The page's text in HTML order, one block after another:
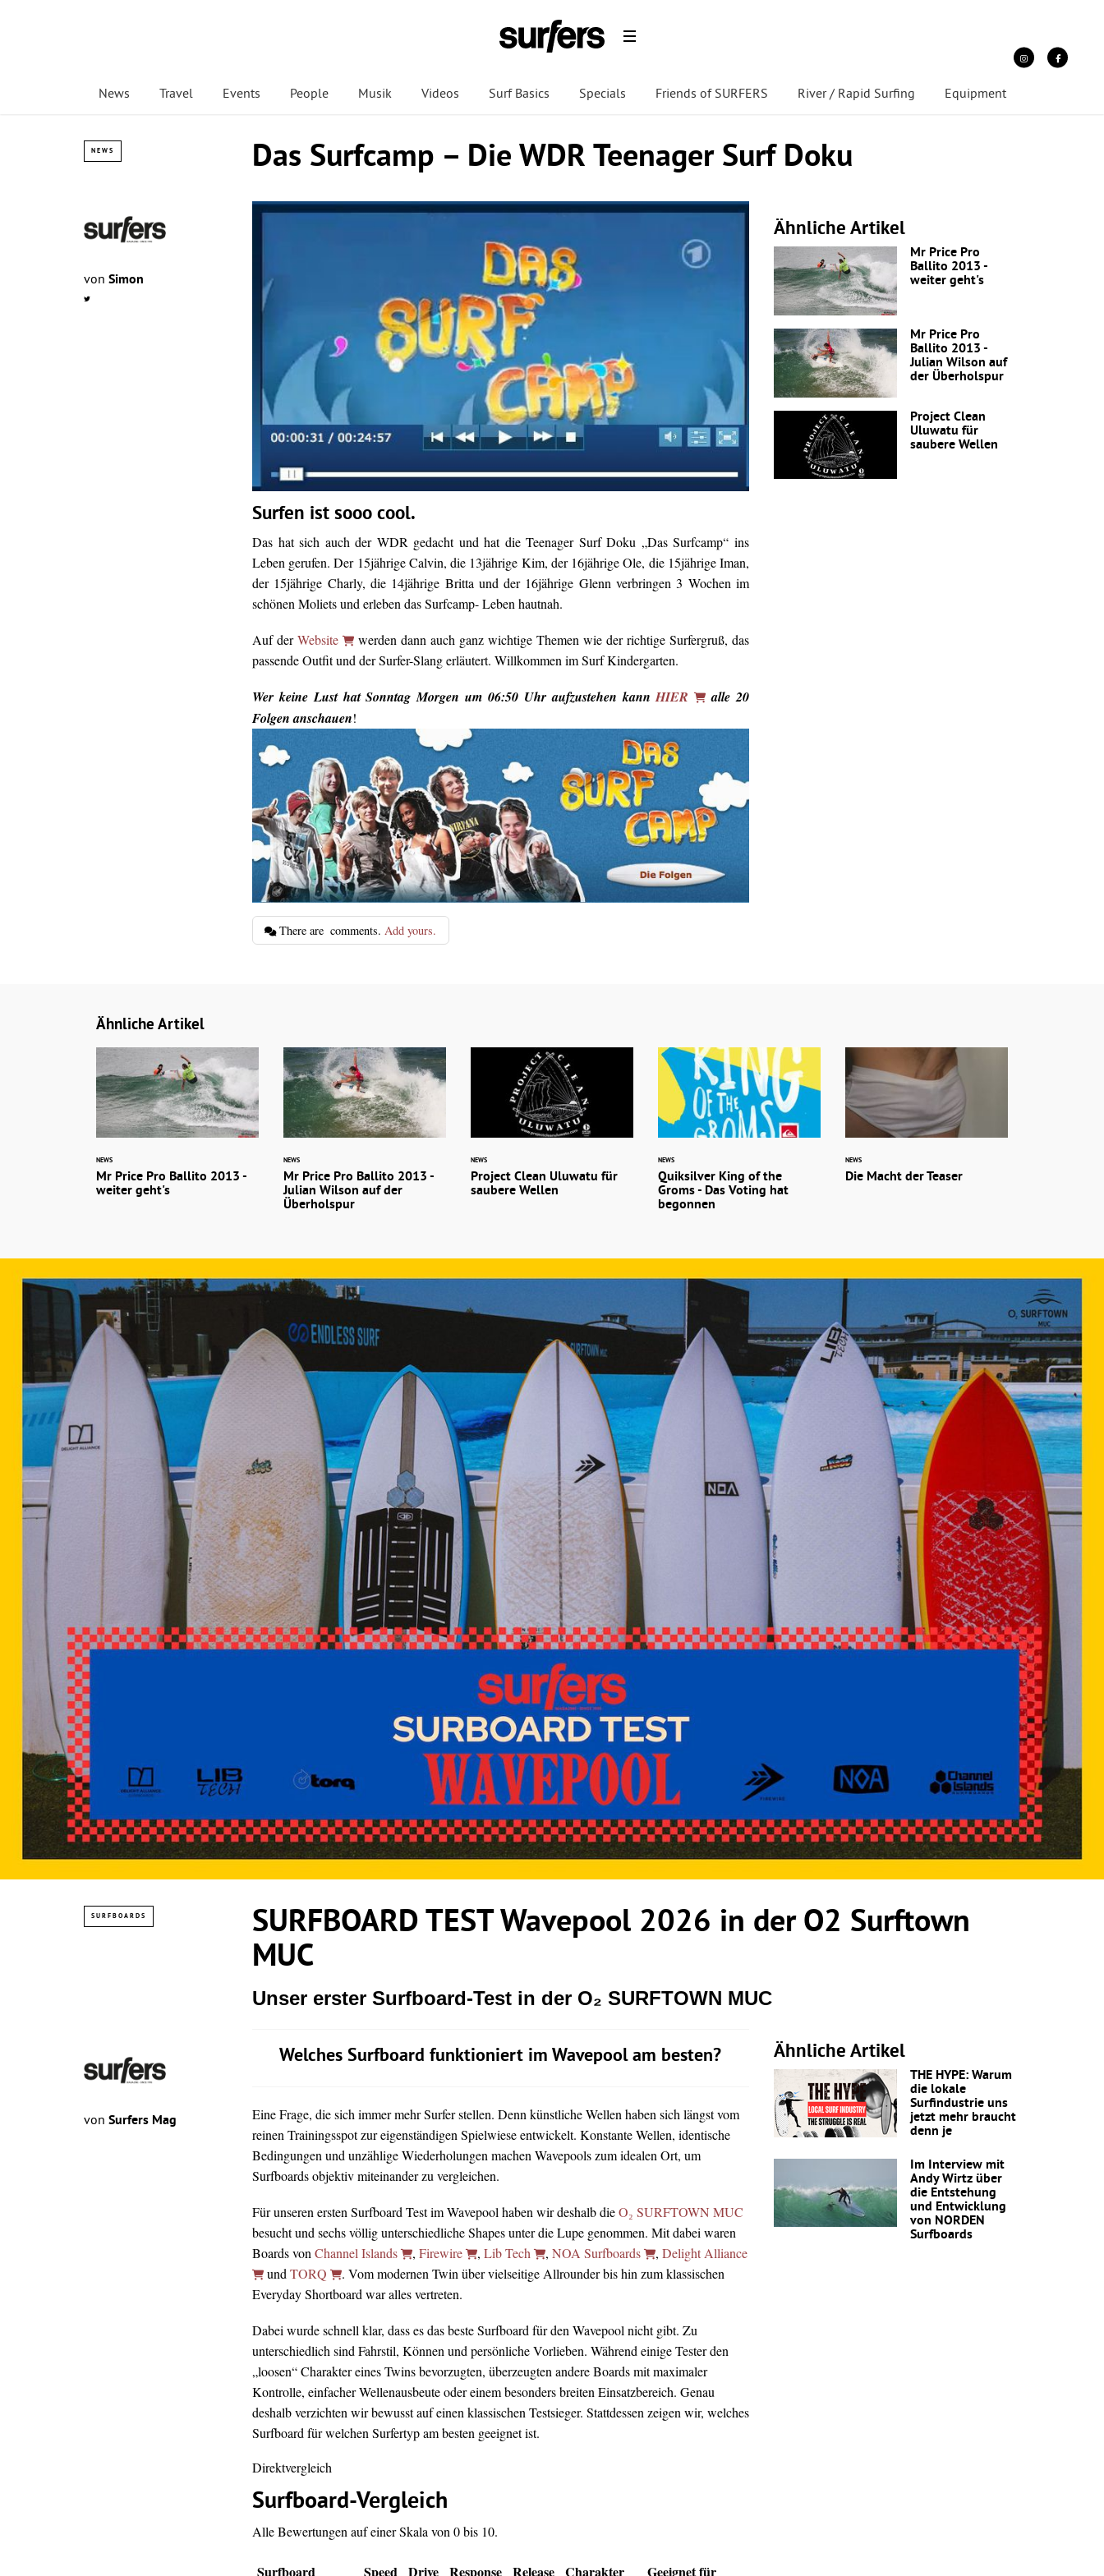
News Travel Events People Musik Videos Surf Basics Specials Friends of SURFERS River / Rapid Surfing Equipment
NEWS Das Surfcamp – Die WDR Teenager Surf Doku
von Simon
Surfen ist sooo cool.
Das hat sich auch der WDR gedacht und hat die Teenager Surf Doku „Das Surfcamp“ ins
Leben gerufen. Der 15jährige Calvin, die 13jährige Kim, der 16jährige Ole, die 15jährige Iman,
der 15jährige Charly, die 14jährige Britta und der 16jährige Glenn verbringen 3 Wochen im
schönen Moliets und erleben das Surfcamp- Leben hautnah.
Auf derWebsite
werden dann auch ganz wichtige Themen wie der richtige Surfergruß, das
passende Outfit und der Surfer-Slang erläutert. Willkommen im Surf Kindergarten.
Wer keine Lust hat Sonntag Morgen um 06:50 Uhr aufzustehen kannHIER
alle 20
Folgen anschauen!
Ähnliche Artikel
Mr Price Pro
Ballito 2013 -
weiter geht's
Mr Price Pro
Ballito 2013 -
Julian Wilson auf
der Überholspur
Project Clean
Uluwatu für
saubere Wellen
There are comments. Add yours.
Ähnliche Artikel
NEWS
Mr Price Pro Ballito 2013 -
weiter geht's
NEWS
Mr Price Pro Ballito 2013 -
Julian Wilson auf der
Überholspur
NEWS
Project Clean Uluwatu für
saubere Wellen
NEWS
Quiksilver King of the
Groms - Das Voting hat
begonnen
NEWS
Die Macht der Teaser
SURFBOARDS
SURFBOARD TEST Wavepool 2026 in der O2 Surftown
MUC
Unser erster Surfboard-Test in der O₂ SURFTOWN MUC
von Surfers Mag
Welches Surfboard funktioniert im Wavepool am besten?
Eine Frage, die sich immer mehr Surfer stellen. Denn künstliche Wellen haben sich längst vom
reinen Trainingsspot zur eigenständigen Spielwiese entwickelt. Konstante Wellen, identische
Bedingungen und unzählige Wiederholungen machen Wavepools zum idealen Ort, um
Surfboards objektiv miteinander zu vergleichen.
Für unseren ersten Surfboard Test im Wavepool haben wir deshalb dieO₂ SURFTOWN MUC
besucht und sechs völlig unterschiedliche Shapes unter die Lupe genommen. Mit dabei waren
Boards von Channel Islands , Firewire , Lib Tech , NOA Surfboards , Delight Alliance
und TORQ
. Vom modernen Twin über vielseitige Allrounder bis hin zum klassischen
Everyday Shortboard war alles vertreten.
Dabei wurde schnell klar, dass es das beste Surfboard für den Wavepool nicht gibt. Zu
unterschiedlich sind Fahrstil, Können und persönliche Vorlieben. Während einige Tester den
„loosen“ Charakter eines Twins bevorzugten, überzeugten andere Boards mit maximaler
Kontrolle, einfacher Wellenausbeute oder einem besonders breiten Einsatzbereich. Genau
deshalb verzichten wir bewusst auf einen klassischen Testsieger. Stattdessen zeigen wir, welches
Surfboard für welchen Surfertyp am besten geeignet ist.
Direktvergleich
Surfboard-Vergleich
Alle Bewertungen auf einer Skala von 0 bis 10.
Surfboard Speed Drive Response Release Charakter Geeignet für
Ähnliche Artikel
THE HYPE: Warum
die lokale
Surfindustrie uns
jetzt mehr braucht
denn je
Im Interview mit
Andy Wirtz über
die Entstehung
und Entwicklung
von NORDEN
Surfboards